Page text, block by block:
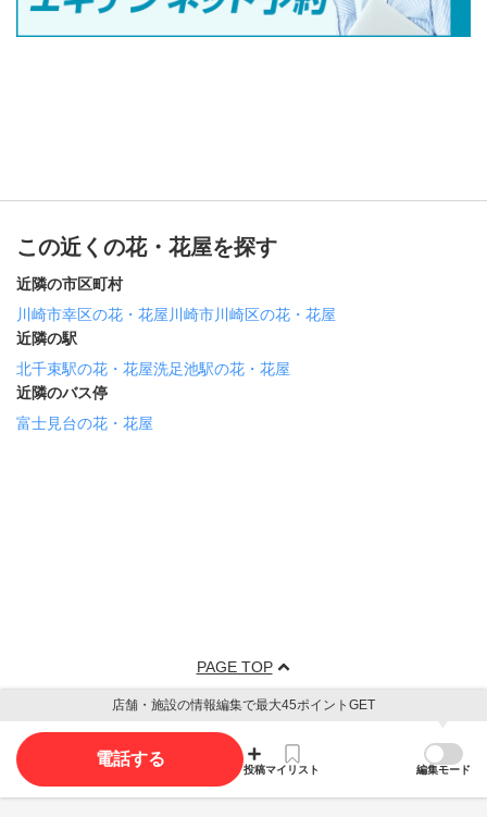
この近くの花・花屋を探す
近隣の市区町村
川崎市幸区の花・花屋川崎市川崎区の花・花屋
近隣の駅
北千束駅の花・花屋洗足池駅の花・花屋
近隣のバス停
富士見台の花・花屋
PAGE TOP
店舗・施設の情報編集で最大45ポイントGET
電話する
投稿マイリスト 編集モード